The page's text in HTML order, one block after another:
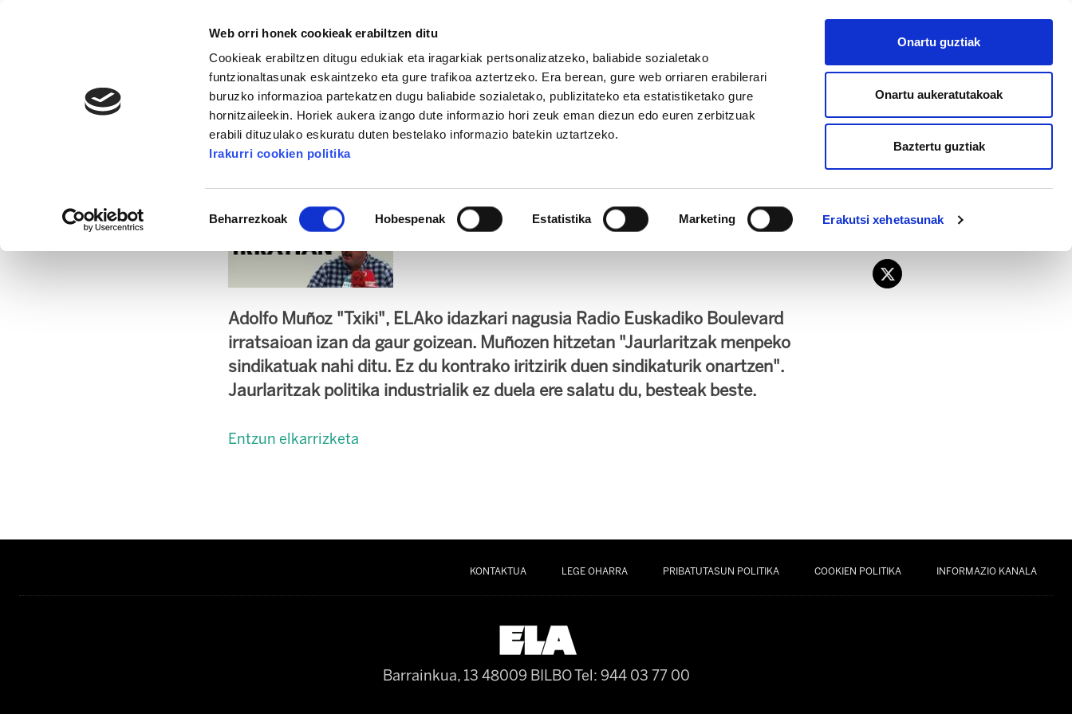
Web orri honek cookieak erabiltzen ditu
Cookieak erabiltzen ditugu edukiak eta iragarkiak pertsonalizatzeko, baliabide sozialetako
funtzionaltasunak eskaintzeko eta gure trafikoa aztertzeko. Era berean, gure web orriaren erabilerari
buruzko informazioa partekatzen dugu baliabide sozialetako, publizitateko eta estatistiketako gure
hornitzaileekin. Horiek aukera izango dute informazio hori zeuk eman diezun edo euren zerbitzuak
erabili dituzulako eskuratu duten bestelako informazio batekin uztartzeko.
Irakurri cookien politika
Beharrezkoak Hobespenak Estatistika Marketing Erakutsi xehetasunak
Onartu guztiak
Onartu aukeratutakoak
Baztertu guztiak
AFILIATU
MANU ROBLES-ARANGIZ FUNDAZIOA BIDELAGUN FUNDAZIOA
Muñoz: " Eusko Jaurlaritzak menpeko sindikatuak nahi ditu
Adolfo Muñoz "Txiki", ELAko idazkari nagusia Radio Euskadiko Boulevard
irratsaioan izan da gaur goizean. Muñozen hitzetan "Jaurlaritzak menpeko
sindikatuak nahi ditu. Ez du kontrako iritzirik duen sindikaturik onartzen".
Jaurlaritzak politika industrialik ez duela ere salatu du, besteak beste.
Entzun elkarrizketa
KONTAKTUA LEGE OHARRA PRIBATUTASUN POLITIKA COOKIEN POLITIKA INFORMAZIO KANALA
Barrainkua, 13 48009 BILBOTel: 944 03 77 00